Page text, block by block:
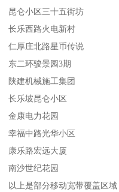
昆仑小区三十五街坊
长乐西路火电新村
仁厚庄北路星币传说
东二环骏景园3期
陕建机械施工集团
长乐坡昆仑小区
金康电力花园
幸福中路光华小区
康乐路宏远大厦
南沙世纪花园
以上是部分移动宽带覆盖区